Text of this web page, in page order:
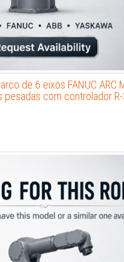
de 6 eixos FANUC ARC
com controlador R-